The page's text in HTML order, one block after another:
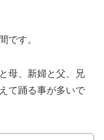
です。
母、新婦と父、兄
て踊る事が多いで